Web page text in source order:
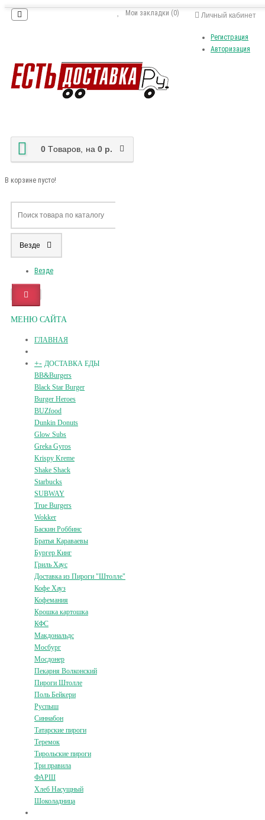
Личный кабинет
Регистрация
Авторизация
Мои закладки (0)
0 Tоваров, на 0 р.
В корзине пусто!
Везде
Везде
МЕНЮ САЙТА
ГЛАВНАЯ
+- ДОСТАВКА ЕДЫ
BB&Burgers
Black Star Burger
Burger Heroes
BUZfood
Dunkin Donuts
Glow Subs
Greka Gyros
Krispy Kreme
Shake Shack
Starbucks
SUBWAY
True Burgers
Wokker
Баскин Роббинс
Братья Караваевы
Бургер Кинг
Гриль Хаус
Доставка из Пироги "Штолле"
Кофе Хауз
Кофемания
Крошка картошка
КФС
Макдональдс
Мосбург
Мосдонер
Пекарня Волконский
Пироги Штолле
Поль Бейкери
Руспыш
Синнабон
Татарские пироги
Теремок
Тирольские пироги
Три правила
ФАРШ
Хлеб Насущный
Шоколадница